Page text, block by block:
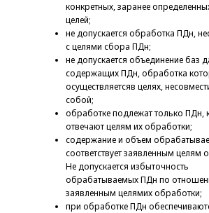
конкретных, заранее
целей;
не допускается обработка ПДн,
с целями сбора ПДн;
не допускается объединение баз
содержащих ПДн, обработка
осуществляетсяв целях,
собой;
обработке подлежат только ПДн,
отвечают целям их обработки;
содержание и объем
соответствует заявленным целям
Не допускается избыточность
обрабатываемых ПДн по
заявленным целямих обработки;
при обработке ПДн